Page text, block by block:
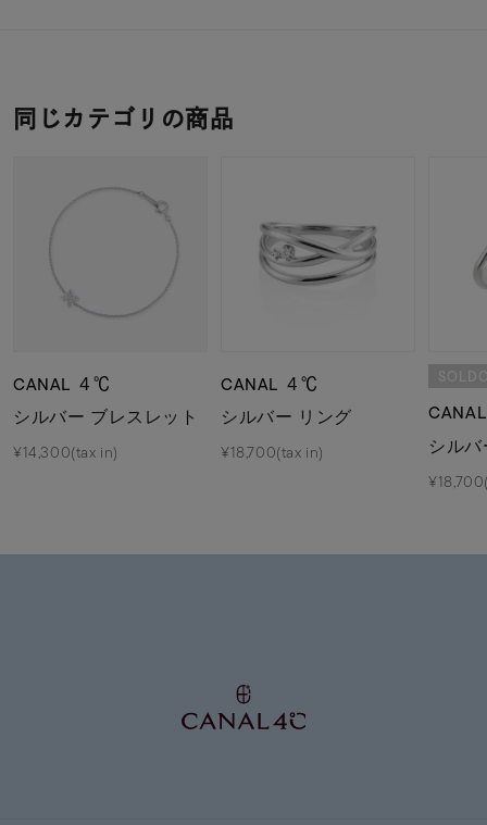
同じカテゴリの商品
CANAL ４℃
シルバー ブレスレット
¥14,300(tax in)
CANAL ４℃
シルバー リング
¥18,700(tax in)
シル